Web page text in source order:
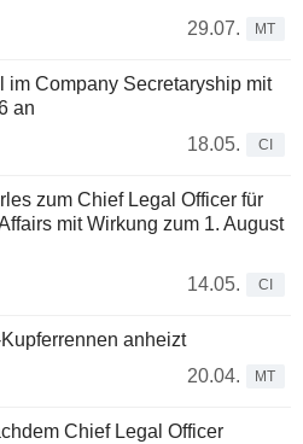
29.07.
MT
im Company Secretaryship mit
an
18.05.
CI
zum Chief Legal Officer für
mit Wirkung zum 1. August
14.05.
CI
anheizt
20.04.
MT
Chief Legal Officer